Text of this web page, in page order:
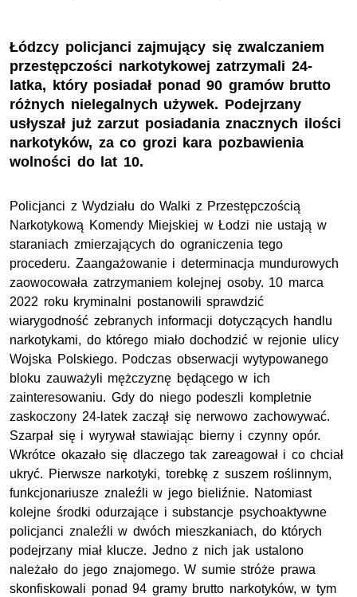
Łódzcy policjanci zajmujący się zwalczaniem
przestępczości narkotykowej zatrzymali 24-
latka, który posiadał ponad 90 gramów brutto
różnych nielegalnych używek. Podejrzany
usłyszał już zarzut posiadania znacznych ilości
narkotyków, za co grozi kara pozbawienia
wolności do lat 10.
Policjanci z Wydziału do Walki z Przestępczością
Narkotykową Komendy Miejskiej w Łodzi nie ustają w
staraniach zmierzających do ograniczenia tego
procederu. Zaangażowanie i determinacja mundurowych
zaowocowała zatrzymaniem kolejnej osoby. 10 marca
2022 roku kryminalni postanowili sprawdzić
wiarygodność zebranych informacji dotyczących handlu
narkotykami, do którego miało dochodzić w rejonie ulicy
Wojska Polskiego. Podczas obserwacji wytypowanego
bloku zauważyli mężczyznę będącego w ich
zainteresowaniu. Gdy do niego podeszli kompletnie
zaskoczony 24-latek zaczął się nerwowo zachowywać.
Szarpał się i wyrywał stawiając bierny i czynny opór.
Wkrótce okazało się dlaczego tak zareagował i co chciał
ukryć. Pierwsze narkotyki, torebkę z suszem roślinnym,
funkcjonariusze znaleźli w jego bieliźnie. Natomiast
kolejne środki odurzające i substancje psychoaktywne
policjanci znaleźli w dwóch mieszkaniach, do których
podejrzany miał klucze. Jedno z nich jak ustalono
należało do jego znajomego. W sumie stróże prawa
skonfiskowali ponad 94 gramy brutto narkotyków, w tym